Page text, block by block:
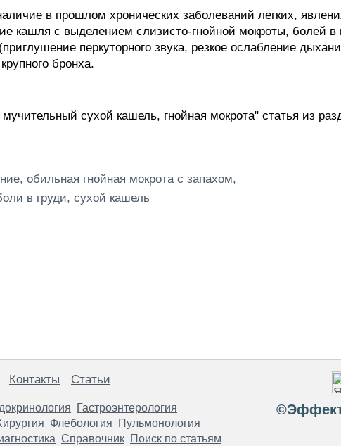
в прошлом хронических заболеваний легких,
кашля с выделением слизисто-гнойной мокроты, болей в
перкуторного звука, резкое ослабление
бронха.
сухой кашель, гнойная мокрота" статья из
обильная гнойная мокрота с запахом,
в груди, сухой кашель
Контакты Статьи
Гастроэнтерология
Флебология
Пульмонология
Справочник Поиск по статьям